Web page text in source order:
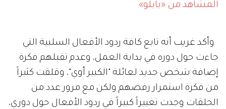
المشاهد من «بابلو»
وأكد غريب أنه تابع كافة ردود الأفعال السلبية التي
جاءت حول دوره في بداية العمل، وعدم تقبلهم فكرة
إضافة شخص جديد لعائلة "الكبير أوي"، وقلقت كثيراً
من فكرة استمرار رفضهم ولكن مع مرور عدد من
الحلقات وجدت تغييراً كبيراً في ردود الأفعال حول دوري،